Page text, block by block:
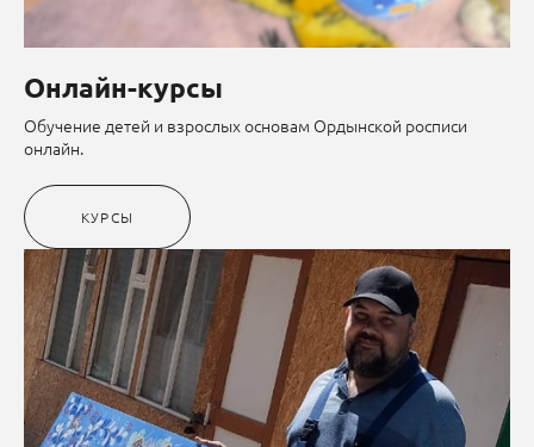
Онлайн-курсы
Обучение детей и взрослых основам Ордынской росписи
онлайн.
КУРСЫ